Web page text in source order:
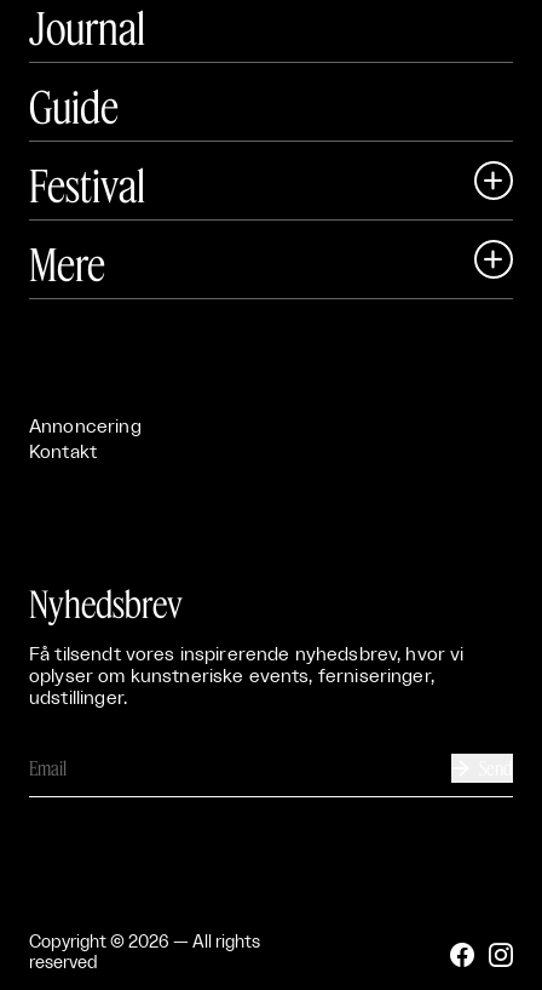
Journal
Guide
Festival

 Art Matter Festival
Mere 
Annoncering
Kontakt
Nyhedsbrev
Få tilsendt vores inspirerende nyhedsbrev, hvor vi
oplyser om kunstneriske events, ferniseringer,
udstillinger.
Copyright © 2026 — All rights
reserved
 